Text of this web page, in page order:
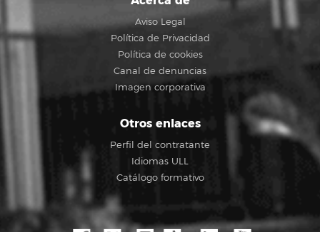
Aviso Legal
Política de Privacidad
Política de cookies
Canal de denuncias
Imagen corporativa
Otros enlaces
Perfil del contratante
Idiomas ULL
Catálogo formativo